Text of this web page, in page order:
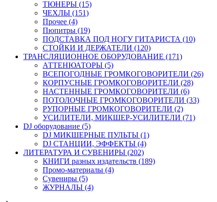
ТЮНЕРЫ (15)
ЧЕХЛЫ (151)
Прочее (4)
Пюпитры (19)
ПОДСТАВКА ПОД НОГУ ГИТАРИСТА (10)
СТОЙКИ И ДЕРЖАТЕЛИ (120)
ТРАНСЛЯЦИОННОЕ ОБОРУДОВАНИЕ (171)
АТТЕНЮАТОРЫ (5)
ВСЕПОГОДНЫЕ ГРОМКОГОВОРИТЕЛИ (26)
КОРПУСНЫЕ ГРОМКОГОВОРИТЕЛИ (28)
НАСТЕННЫЕ ГРОМКОГОВОРИТЕЛИ (6)
ПОТОЛОЧНЫЕ ГРОМКОГОВОРИТЕЛИ (33)
РУПОРНЫЕ ГРОМКОГОВОРИТЕЛИ (2)
УСИЛИТЕЛИ, МИКШЕР-УСИЛИТЕЛИ (71)
DJ оборудование (5)
DJ МИКШЕРНЫЕ ПУЛЬТЫ (1)
DJ СТАНЦИИ, ЭФФЕКТЫ (4)
ЛИТЕРАТУРА И СУВЕНИРЫ (202)
КНИГИ разных издательств (189)
Промо-материалы (4)
Сувениры (5)
ЖУРНАЛЫ (4)